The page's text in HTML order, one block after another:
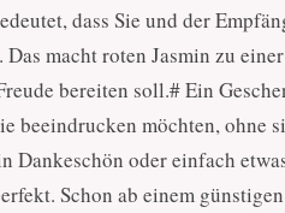
dass Sie und der
macht roten Jasmin zu
bereiten soll.# Ein
beeindrucken möchten, ohne
Dankeschön oder einfach
Schon ab einem